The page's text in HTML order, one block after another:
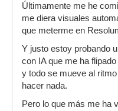
Últimamente me he
me diera visuales
que meterme en
Y justo estoy probando
con IA que me ha
y todo se mueve al
hacer nada.
Pero lo que más me ha